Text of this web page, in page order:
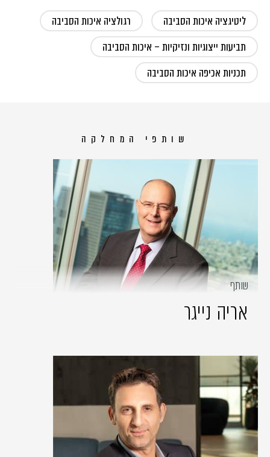
ליטיגציה איכות הסביבה
רגולציה איכות הסביבה
תביעות ייצוגיות ונזיקיות – איכות הסביבה
תכניות אכיפה איכות הסביבה
שותפי המחלקה
שותף
אריה נייגר